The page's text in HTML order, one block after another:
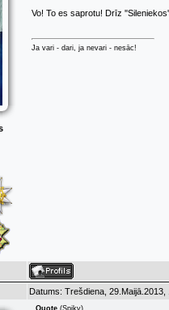
Vo! To es saprotu! Drīz
Ja vari - dari, ja nevari - nesāc!
Datums: Trešdiena,
Quote (Spiky)